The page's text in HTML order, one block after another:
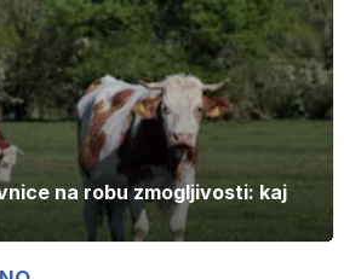
na robu zmogljivosti: kaj